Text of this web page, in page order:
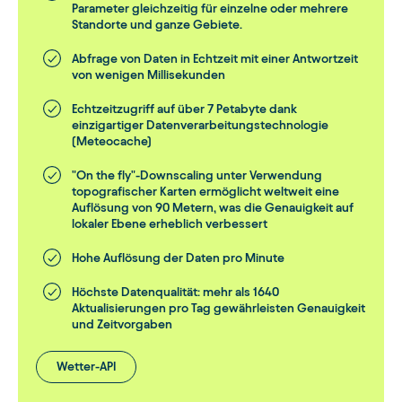
Einige unserer spezifischen Parameter sind:
Schneehöhe
Niederschlagsart und -intensität
Schneefallwahrscheinlichkeit und
Schneewasseräquivalent
Frosttiefe
Baumfall-Index
Temperatur der
Straßenoberfläche
vorangetrieben werden können.
Parameter gleichzeitig für einzelne oder mehrere
Standorte und ganze Gebiete.
Abfrage von Daten in Echtzeit mit einer Antwortzeit
von wenigen Millisekunden
Echtzeitzugriff auf über 7 Petabyte dank
einzigartiger Datenverarbeitungstechnologie
(Meteocache)
"On the fly"-Downscaling unter Verwendung
topografischer Karten ermöglicht weltweit eine
Auflösung von 90 Metern, was die Genauigkeit auf
lokaler Ebene erheblich verbessert
Hohe Auflösung der Daten pro Minute
Höchste Datenqualität: mehr als 1640
Aktualisierungen pro Tag gewährleisten Genauigkeit
und Zeitvorgaben
Wetter-API